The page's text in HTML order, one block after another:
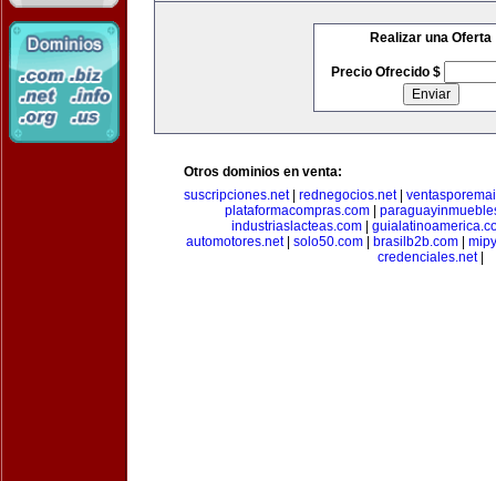
Realizar una Oferta
Precio Ofrecido $
Otros dominios en venta:
suscripciones.net| rednegocios.net|
plataformacompras.com
industriaslacteas.com
automotores.net| solo50.com brasilb2b.com
credenciales.net|